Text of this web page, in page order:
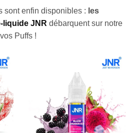
sont enfin disponibles : les
liquide JNR débarquent sur notre
Puffs !